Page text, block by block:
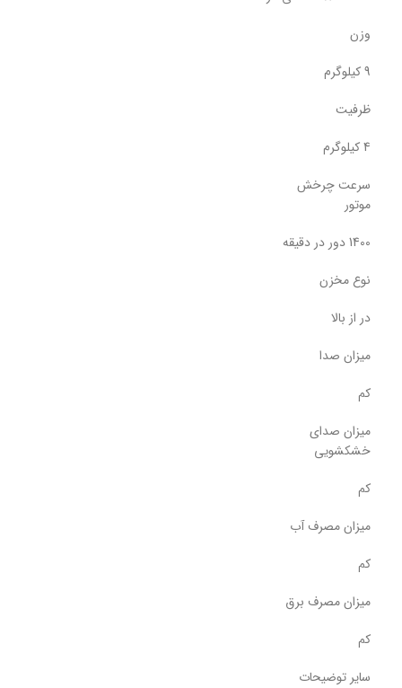
وزن
9 کیلوگرم
ظرفیت
4 کیلوگرم
سرعت چرخش
موتور
1400 دور در دقیقه
نوع مخزن
در از بالا
میزان صدا
کم
میزان صدای
خشکشویی
کم
میزان مصرف آب
کم
میزان مصرف برق
کم
سایر توضیحات